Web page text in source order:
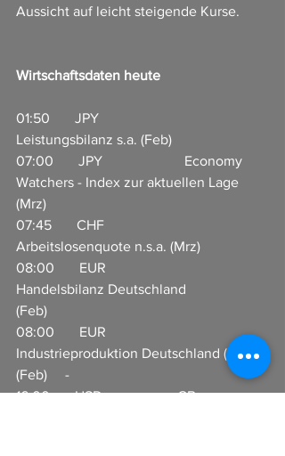
Aussicht auf leicht steigende Kurse.
Wirtschaftsdaten heute
01:50       JPY
Leistungsbilanz s.a. (Feb)
07:00       JPY                       Economy
Watchers - Index zur aktuellen Lage
(Mrz)
07:45       CHF
Arbeitslosenquote n.s.a. (Mrz)
08:00       EUR
Handelsbilanz Deutschland
(Feb)
08:00       EUR
Industrieproduktion Deutschland (Jahr)
(Feb)     -
16:00       USD                     CB